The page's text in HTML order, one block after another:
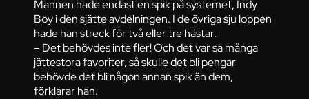
Mannen hade endast en spik på systemet, Indy
Boy i den sjätte avdelningen. I de övriga sju loppen
hade han streck för två eller tre hästar.
– Det behövdes inte fler! Och det var så många
jättestora favoriter, så skulle det bli pengar
behövde det bli någon annan spik än dem,
förklarar han.